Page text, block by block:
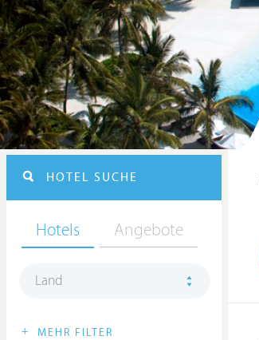
HOTEL SUCHE
Hotels Angebote
Land
+ MEHR FILTER